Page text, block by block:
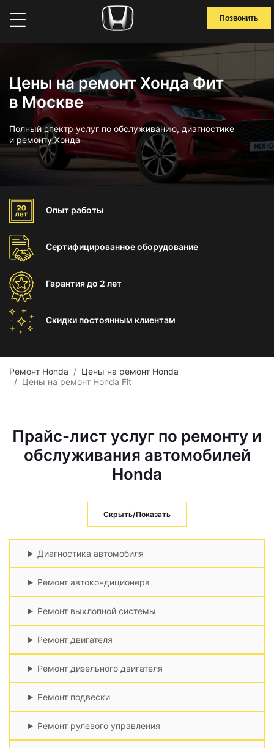
Позвонить
Цены на ремонт Хонда Фит
в Москве
Полный спектр услуг по обслуживанию, диагностике
и ремонту Хонда
Опыт работы
Сертифицированноеоборудование
Гарантиядо 2 лет
Скидки постоянным клиентам
Ремонт Honda
Цены на ремонт Honda
Цены на ремонт Honda Fit
Прайс-лист услуг по ремонту и
обслуживания автомобилей
Honda
Скрыть/Показать
Диагностика автомобиля
Ремонт автокондиционера
Ремонт выхлопной системы
Ремонт двигателя
Ремонт дизельного двигателя
Ремонт подвески
Ремонт рулевого управления